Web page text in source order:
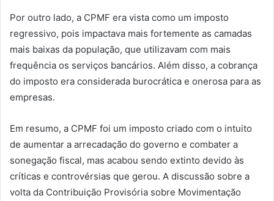
Por outro lado, a CPMF era vista como um imposto
regressivo, pois impactava mais fortemente as camadas
mais baixas da população, que utilizavam com mais
frequência os serviços bancários. Além disso, a cobrança
do imposto era considerada burocrática e onerosa para as
empresas.
Em resumo, a CPMF foi um imposto criado com o intuito
de aumentar a arrecadação do governo e combater a
sonegação fiscal, mas acabou sendo extinto devido às
críticas e controvérsias que gerou. A discussão sobre a
volta da Contribuição Provisória sobre Movimentação